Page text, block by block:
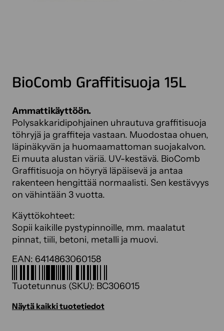
BioComb Graffitisuoja 15L
Ammattikäyttöön.
Polysakkaridipohjainen uhrautuva graffitisuoja
töhryjä ja graffiteja vastaan. Muodostaa ohuen,
läpinäkyvän ja huomaamattoman suojakalvon.
Ei muuta alustan väriä. UV-kestävä. BioComb
Graffitisuoja on höyryä läpäisevä ja antaa
rakenteen hengittää normaalisti. Sen kestävyys
on vähintään 3 vuotta.
Käyttökohteet:
Sopii kaikille pystypinnoille, mm. maalatut
pinnat, tiili, betoni, metalli ja muovi.
EAN: 6414863060158
Tuotetunnus (SKU): BC306015
Näytä kaikki tuotetiedot